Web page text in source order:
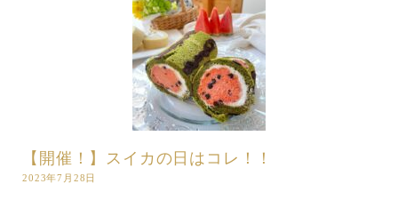
【開催！】スイカの日はコレ！！
2023年7月28日